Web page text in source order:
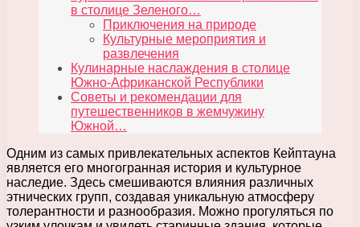
в столице Зеленого…
Приключения на природе
Культурные мероприятия и
развлечения
Кулинарные наслаждения в столице
Южно-Африканской Республики
Советы и рекомендации для
путешественников в жемчужину
Южной…
Одним из самых привлекательных аспектов Кейптауна
является его многогранная история и культурное
наследие. Здесь смешиваются влияния различных
этнических групп, создавая уникальную атмосферу
толерантности и разнообразия. Можно прогуляться по